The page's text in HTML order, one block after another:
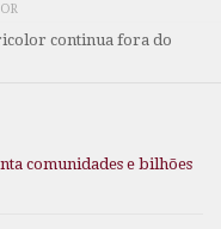
continua fora do
comunidades e bilhões